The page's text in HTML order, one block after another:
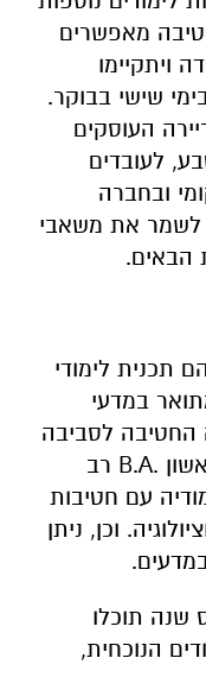
מאפשרים
ויתקיימו
שישי בבוקר.
העוסקים
לעובדים
ובחברה
לשמר את משאבי
הבאים.
תכנית לימודי
במדעי
לסביבה
וקיימות מהווה חלק מהתואר הראשון .B.A רב
עם חטיבות
וכן, ניתן
שנה תוכלו
הנוכחית,